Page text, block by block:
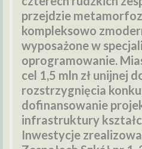
przejdzie
kompleksowo
wyposażone w
oprogramowanie.
cel 1,5 mln zł unijnej
rozstrzygnięcia
dofinansowanie
infrastruktury
Inwestycje